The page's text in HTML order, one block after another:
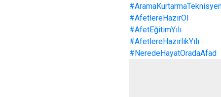
#AfetlereHazırOl
#AfetEğitimYılı
#AfetlereHazırlıkYılı
#NeredeHayatOradaAfad